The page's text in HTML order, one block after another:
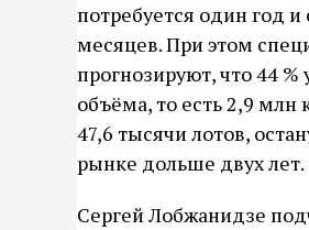
потребуется один год и
месяцев. При этом
прогнозируют, что 44 %
объёма, то есть 2,9 млн
47,6 тысячи лотов,
рынке дольше двух лет.
Сергей Лобжанидзе